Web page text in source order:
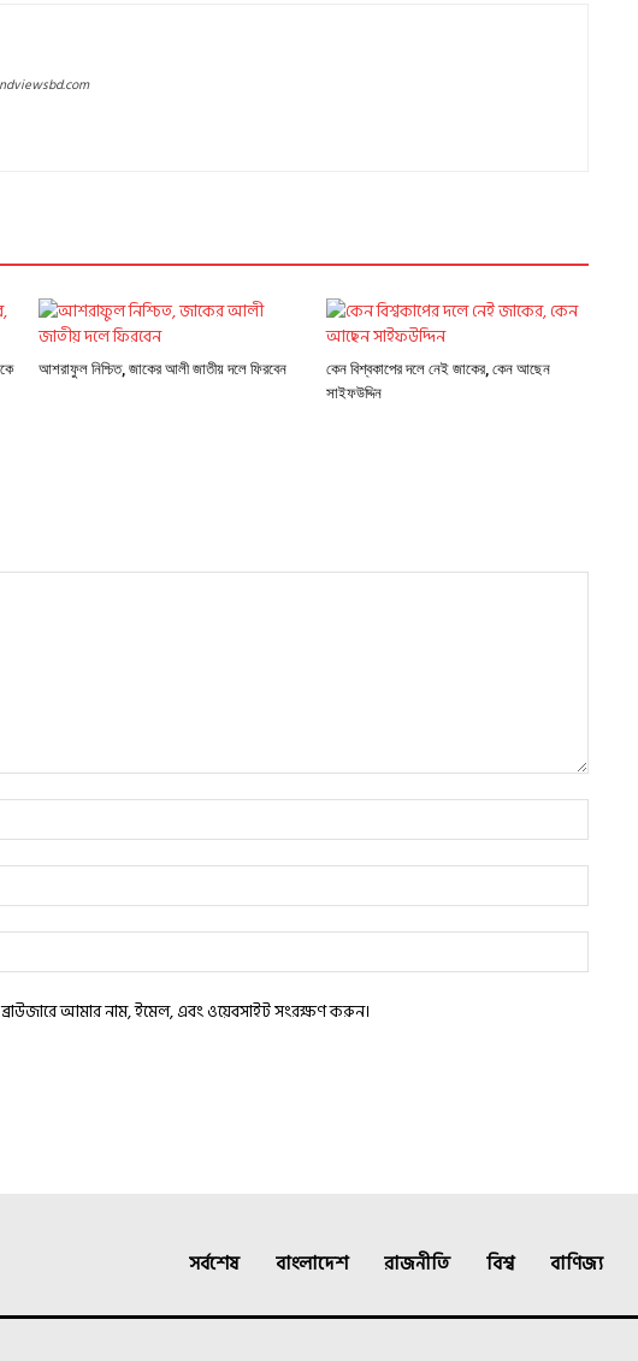
আশরাফুল নিশ্চিত, জাকের আলী জাতীয় দলে ফিরবেন
কেন বিশ্বকাপের দলে নেই জাকের, কেন আছেন
সাইফউদ্দিন
আমার নাম, ইমেল, এবং ওয়েবসাইট সংরক্ষণ করুন।
সর্বশেষ বাংলাদেশ রাজনীতি বিশ্ব বাণিজ্য